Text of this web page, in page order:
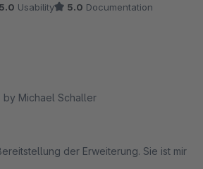
5.0 Usability 5.0 Documentation
by Michael Schaller
der Erweiterung. Sie ist mir